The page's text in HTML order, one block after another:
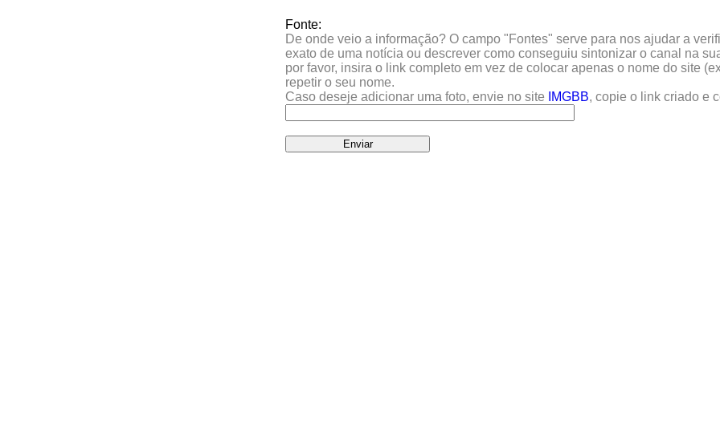
Fonte:
De onde veio a informação? O campo "Fontes" serve para nos ajudar a
exato de uma notícia ou descrever como conseguiu sintonizar o canal na
por favor, insira o link completo em vez de colocar apenas o nome do site
repetir o seu nome.
Caso deseje adicionar uma foto, envie no site
IMGBB, copie o link criado e